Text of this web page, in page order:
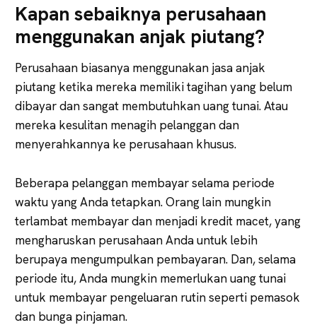
Kapan sebaiknya perusahaan
menggunakan anjak piutang?
Perusahaan biasanya menggunakan jasa anjak
piutang ketika mereka memiliki tagihan yang belum
dibayar dan sangat membutuhkan uang tunai. Atau
mereka kesulitan menagih pelanggan dan
menyerahkannya ke perusahaan khusus.
Beberapa pelanggan membayar selama periode
waktu yang Anda tetapkan. Orang lain mungkin
terlambat membayar dan menjadi kredit macet, yang
mengharuskan perusahaan Anda untuk lebih
berupaya mengumpulkan pembayaran. Dan, selama
periode itu, Anda mungkin memerlukan uang tunai
untuk membayar pengeluaran rutin seperti pemasok
dan bunga pinjaman.